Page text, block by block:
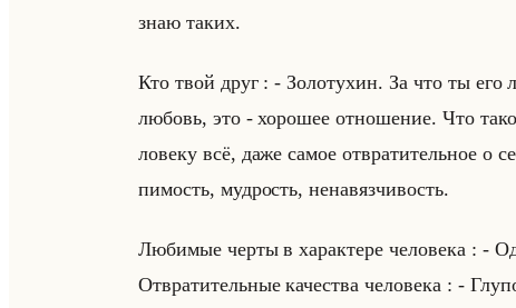
знаю таких.
Кто твой друг : - Зо­ло­ту­хин. За что ты его
лю­бовь, это - хо­ро­шее от­но­ше­ние. Что
ло­ве­ку всё, даже самое от­вра­ти­тельное о
пи­мость, муд­рость, нена­вяз­чи­вость.
Лю­би­мые черты в ха­рак­те­ре че­ло­ве­ка : -
От­вра­ти­тельные ка­че­ства че­ло­ве­ка : -